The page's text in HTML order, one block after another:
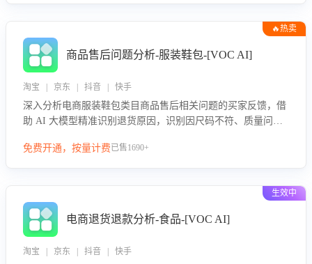
🔥热卖
商品售后问题分析-服装鞋包-[VOC AI]
淘宝 | 京东 | 抖音 | 快手
深入分析电商服装鞋包类目商品售后相关问题的买家反馈，借
助 AI 大模型精准识别退货原因，识别因尺码不符、质量问题
商家优化产品或服务，实现销售额的显著提升。
免费开通，按量计费已售1690+
生效中
电商退货退款分析-食品-[VOC AI]
淘宝 | 京东 | 抖音 | 快手